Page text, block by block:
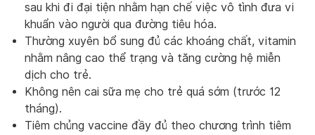
sau khi đi đại tiện nhằm hạn chế việc vô tình đưa vi
khuẩn vào người qua đường tiêu hóa.
Thường xuyên bổ sung đủ các khoáng chất, vitamin
nhằm nâng cao thể trạng và tăng cường hệ miễn
dịch cho trẻ.
Không nên cai sữa mẹ cho trẻ quá sớm (trước 12
tháng).
Tiêm chủng vaccine đầy đủ theo chương trình tiêm